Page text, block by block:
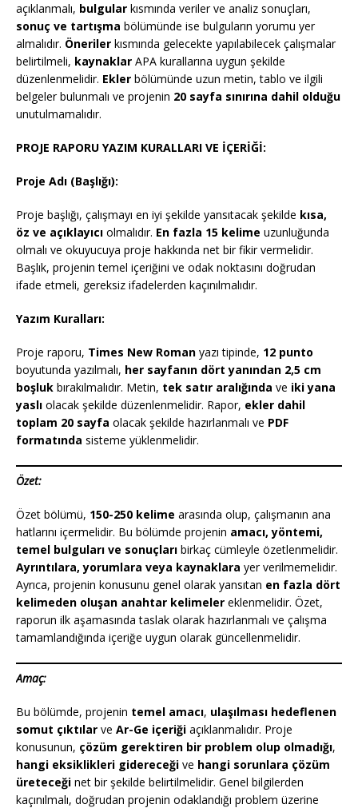
açıklanmalı, bulgular kısmında veriler ve analiz sonuçları,
sonuç ve tartışma bölümünde ise bulguların yorumu yer
almalıdır. Öneriler kısmında gelecekte yapılabilecek çalışmalar
belirtilmeli, kaynaklar APA kurallarına uygun şekilde
düzenlenmelidir. Ekler bölümünde uzun metin, tablo ve ilgili
belgeler bulunmalı ve projenin 20 sayfa sınırına dahil olduğu
unutulmamalıdır.
PROJE RAPORU YAZIM KURALLARI VE İÇERİĞİ:
Proje Adı (Başlığı):
Proje başlığı, çalışmayı en iyi şekilde yansıtacak şekilde kısa,
öz ve açıklayıcı olmalıdır. En fazla 15 kelime uzunluğunda
olmalı ve okuyucuya proje hakkında net bir fikir vermelidir.
Başlık, projenin temel içeriğini ve odak noktasını doğrudan
ifade etmeli, gereksiz ifadelerden kaçınılmalıdır.
Yazım Kuralları:
Proje raporu, Times New Roman yazı tipinde, 12 punto
boyutunda yazılmalı, her sayfanın dört yanından 2,5 cm
boşluk bırakılmalıdır. Metin, tek satır aralığında ve iki yana
yaslı olacak şekilde düzenlenmelidir. Rapor, ekler dahil
toplam 20 sayfa olacak şekilde hazırlanmalı ve PDF
formatında sisteme yüklenmelidir.
Özet:
Özet bölümü, 150-250 kelime arasında olup, çalışmanın ana
hatlarını içermelidir. Bu bölümde projenin amacı, yöntemi,
temel bulguları ve sonuçları birkaç cümleyle özetlenmelidir.
Ayrıntılara, yorumlara veya kaynaklara yer verilmemelidir.
Ayrıca, projenin konusunu genel olarak yansıtan en fazla dört
kelimeden oluşan anahtar kelimeler eklenmelidir. Özet,
raporun ilk aşamasında taslak olarak hazırlanmalı ve çalışma
tamamlandığında içeriğe uygun olarak güncellenmelidir.
Amaç:
Bu bölümde, projenin temel amacı, ulaşılması hedeflenen
somut çıktılar ve Ar-Ge içeriği açıklanmalıdır. Proje
konusunun, çözüm gerektiren bir problem olup olmadığı,
hangi eksiklikleri gidereceği ve hangi sorunlara çözüm
üreteceği net bir şekilde belirtilmelidir. Genel bilgilerden
kaçınılmalı, doğrudan projenin odaklandığı problem üzerine